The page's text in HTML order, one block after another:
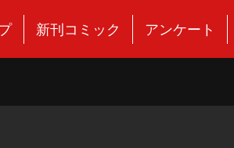
新刊コミック アンケート